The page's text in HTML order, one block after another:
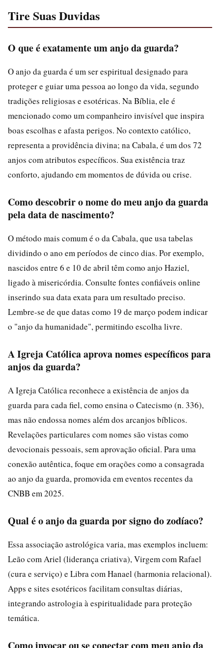
Tire Suas Duvidas
O que é exatamente um anjo da guarda?
O anjo da guarda é um ser espiritual designado para
proteger e guiar uma pessoa ao longo da vida, segundo
tradições religiosas e esotéricas. Na Bíblia, ele é
mencionado como um companheiro invisível que inspira
boas escolhas e afasta perigos. No contexto católico,
representa a providência divina; na Cabala, é um dos 72
anjos com atributos específicos. Sua existência traz
conforto, ajudando em momentos de dúvida ou crise.
Como descobrir o nome do meu anjo da guarda
pela data de nascimento?
O método mais comum é o da Cabala, que usa tabelas
dividindo o ano em períodos de cinco dias. Por exemplo,
nascidos entre 6 e 10 de abril têm como anjo Haziel,
ligado à misericórdia. Consulte fontes confiáveis online
inserindo sua data exata para um resultado preciso.
Lembre-se de que datas como 19 de março podem indicar
o "anjo da humanidade", permitindo escolha livre.
A Igreja Católica aprova nomes específicos para
anjos da guarda?
A Igreja Católica reconhece a existência de anjos da
guarda para cada fiel, como ensina o Catecismo (n. 336),
mas não endossa nomes além dos arcanjos bíblicos.
Revelações particulares com nomes são vistas como
devocionais pessoais, sem aprovação oficial. Para uma
conexão autêntica, foque em orações como a consagrada
ao anjo da guarda, promovida em eventos recentes da
CNBB em 2025.
Qual é o anjo da guarda por signo do zodíaco?
Essa associação astrológica varia, mas exemplos incluem:
Leão com Ariel (liderança criativa), Virgem com Rafael
(cura e serviço) e Libra com Hanael (harmonia relacional).
Apps e sites esotéricos facilitam consultas diárias,
integrando astrologia à espiritualidade para proteção
temática.